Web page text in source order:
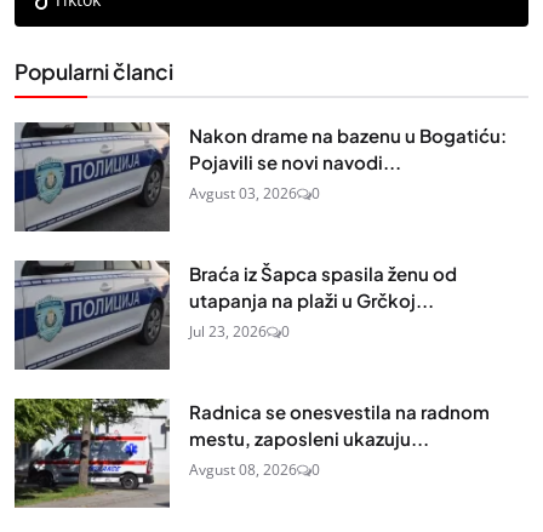
Popularni članci
Nakon drame na bazenu u Bogatiću:
Pojavili se novi navodi...
Avgust 03, 2026 0
Braća iz Šapca spasila ženu od
utapanja na plaži u Grčkoj...
Jul 23, 2026 0
Radnica se onesvestila na radnom
mestu, zaposleni ukazuju...
Avgust 08, 2026 0